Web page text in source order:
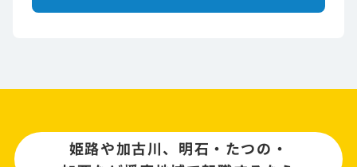
姫路や加古川、明石・たつの・